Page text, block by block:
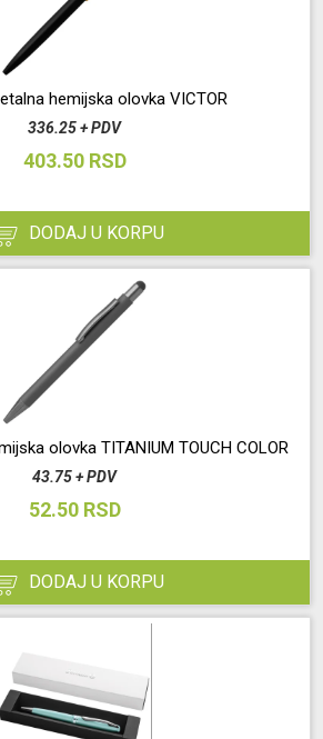
hemijska olovka VICTOR
336.25 + PDV
403.50 RSD
DODAJ U KORPU
olovka TITANIUM TOUCH COLOR
43.75 + PDV
52.50 RSD
DODAJ U KORPU